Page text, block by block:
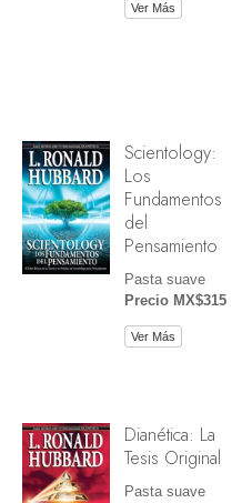
Ver Más
Scientology:
Los
Fundamentos
del
Pensamiento
Pasta suave
Precio MX$315
Ver Más
Dianética: La
Tesis Original
Pasta suave